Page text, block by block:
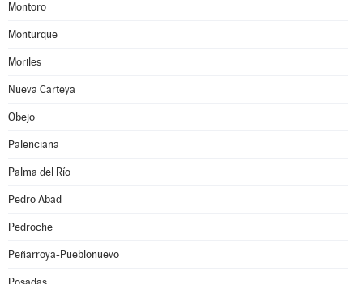
Montoro
Monturque
Moriles
Nueva Carteya
Obejo
Palenciana
Palma del Río
Pedro Abad
Pedroche
Peñarroya-Pueblonuevo